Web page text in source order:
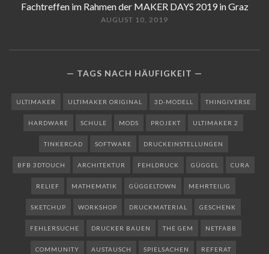
Fachtreffen im Rahmen der MAKER DAYS 2019 in Graz
AUGUST 10, 2019
TAGS NACH HÄUFIGKEIT
ULTIMAKER ULTIMAKER ORIGINAL 3D-MODELL THINGIVERSE
HARDWARE SCHULE MODS PROJEKT ULTIMAKER 2
TINKERCAD SOFTWARE DRUCKEINSTELLUNGEN
BFB 3DTOUCH ARCHITEKTUR FEHLDRUCK GÜGGEL CURA
RELIEF MATHEMATIK GÜGGELTOWN MEHRTEILIG
SKETCHUP WORKSHOP DRUCKMATERIAL GESCHENK
FEHLERSUCHE DRUCKER BAUEN THE GEM NETFABB
COMMUNITY AUSTAUSCH SPIELSACHEN REFERAT